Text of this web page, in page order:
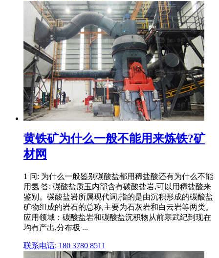
黄铁矿为什么一般不能用来炼铁?矿
材网
1 问: 为什么一般鉴别碳酸盐都用稀盐酸还有为什么不能
用氢 答: 碳酸盐质玉内部含有碳酸盐岩,可以用稀盐酸来
鉴别。碳酸盐岩所属现代词,指的是由沉积形成的碳酸盐
矿物组成的岩石的总称,主要为石灰岩和白云岩等两类。
应用领域：碳酸盐岩和碳酸盐沉积物从前寒武纪到现在
均有产出,分布极 ...
联系电话: 180 3780 8511